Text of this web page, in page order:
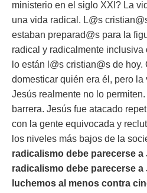
ministerio en el siglo XXI? La
una vida radical. L@s
estaban preparad@s para la
radical y radicalmente inclusiva
lo están l@s cristian@s de
domesticar quién era él, pero
Jesús realmente no lo
barrera. Jesús fue atacado
con la gente equivocada y
los niveles más bajos de la
radicalismo debe parecerse a
radicalismo debe parecerse a
luchemos al menos contra